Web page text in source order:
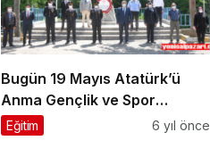
Bugün 19 Mayıs Atatürk’ü
Anma Gençlik ve Spor
Bayramı’nın 101. yıldönümü
Eğitim 6 yıl önce